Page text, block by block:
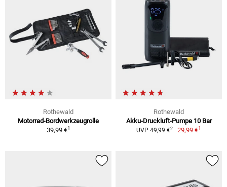
Rothewald
Motorrad-Bordwerkzeugrolle
39,99 €1
Rothewald
Akku-Druckluft-Pumpe 10 Bar
UVP 49,99 €2 29,99 €1